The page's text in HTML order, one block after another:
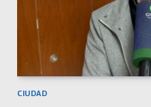
CIUDAD